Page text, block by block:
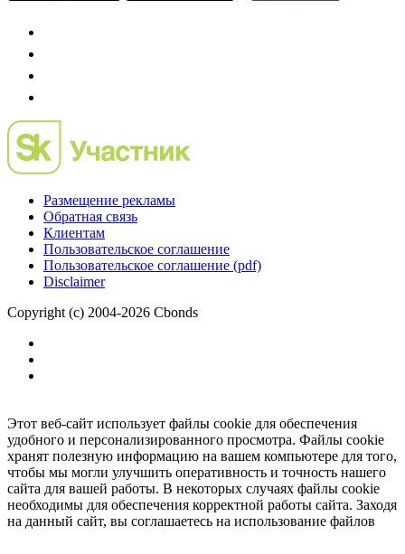
Размещение рекламы
Обратная связь
Клиентам
Пользовательское соглашение
Пользовательское соглашение (pdf)
Disclaimer
Copyright (c) 2004-2026 Cbonds
Этот веб-сайт использует файлы cookie для обеспечения
удобного и персонализированного просмотра. Файлы cookie
хранят полезную информацию на вашем компьютере для того,
чтобы мы могли улучшить оперативность и точность нашего
сайта для вашей работы. В некоторых случаях файлы cookie
необходимы для обеспечения корректной работы сайта. Заходя
на данный сайт, вы соглашаетесь на использование файлов